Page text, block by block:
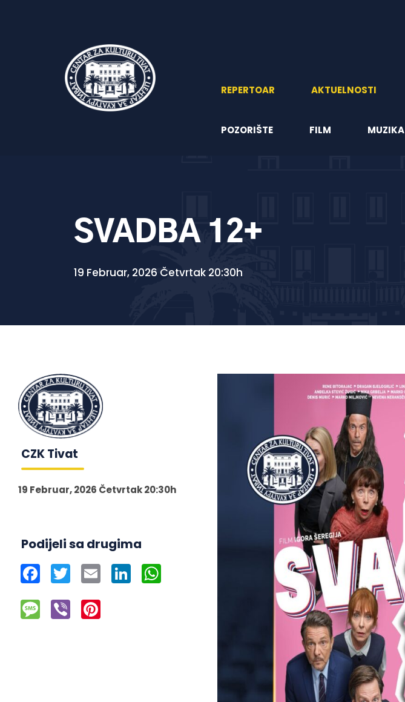
REPERTOAR AKTUELNOSTI
POZORIŠTE FILM MUZIKA
SVADBA 12+
19 Februar, 2026 Četvrtak 20:30h
CZK Tivat
19 Februar, 2026 Četvrtak 20:30h
Podijeli sa drugima
Facebook
Twitter Email LinkedIn
MessageViber